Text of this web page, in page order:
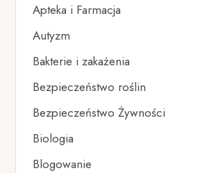
Apteka i Farmacja
Autyzm
Bakterie i zakażenia
Bezpieczeństwo roślin
Bezpieczeństwo Żywności
Biologia
Blogowanie